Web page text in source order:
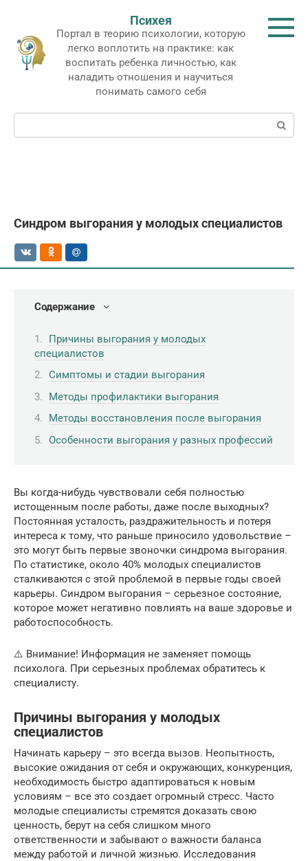
контенту
Психея
Портал в теорию психологии, которую
легко воплотить на практике: как
воспитать ребенка личностью, как
наладить отношения и научиться
понимать самого себя
Поиск:
Синдром выгорания у молодых специалистов
Содержание
Причины выгорания у молодых
специалистов
Симптомы и стадии выгорания
Методы профилактики выгорания
Методы восстановления после выгорания
Особенности выгорания у разных профессий
Вы когда-нибудь чувствовали себя полностью
истощенным после работы, даже после выходных?
Постоянная усталость, раздражительность и потеря
интереса к тому, что раньше приносило удовольствие –
это могут быть первые звоночки синдрома выгорания.
По статистике, около 40% молодых специалистов
сталкиваются с этой проблемой в первые годы своей
карьеры. Синдром выгорания – серьезное состояние,
которое может негативно повлиять на ваше здоровье и
работоспособность.
⚠️ Внимание! Информация не заменяет помощь
психолога. При серьезных проблемах обратитесь к
специалисту.
Причины выгорания у молодых
специалистов
Начинать карьеру – это всегда вызов. Неопытность,
высокие ожидания от себя и окружающих, конкуренция,
необходимость быстро адаптироваться к новым
условиям – все это создает огромный стресс. Часто
молодые специалисты стремятся доказать свою
ценность, берут на себя слишком много
ответственности и забывают о важности баланса
между работой и личной жизнью. Исследования